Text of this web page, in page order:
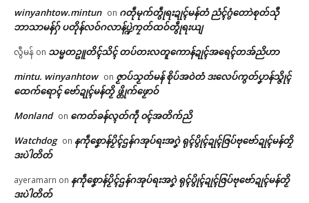
ဌာန်ပရိုၚ်ဗၠးၜးမန်
ပရိုၚ်လက္ကရဴအိုတ်
🏛 လညာတ်ပါ်ပဲါ
ညးဒါန်လိက်
ဗွဳဒဳယဵု
ဝိုၚ်ဝေၚ်လံၚ်သြန်ဂမၠိုၚ်ဂှ် အလဵုအ
ဟာ …
In "လိက်ပရေၚ်"
ဒၟာနူရာန်ကၠေၚ်စက်ဝါတ်တုဲ တၠကၠ
July 30, 2026
In "ပရိုၚ်"
winyanhtow.mintun on ဂတဵုမုက်တွဵုရးဍုၚ်မန်တံ ညံၚ်ဂွံတောဲစုတ်သီု
ဘာသာမန်ဂှ် ပတိုန်လဝ်ဂလာန်ပ္ဍဲကၠတ်ထဝ်တွဵုရးယျ
လွီမန် on သမ္မတဥူတိၚ်သိၚ် တပ်တးလတူကောန်ဍုၚ်အရေၚ်တအ်ညိဟာ
mintu. winyanhtow on ဇၟာပ်သၟတ်မန် စိုပ်အဝဲတံ ဒးလေပ်ကွတ်ပၞာန်သ္ဇိုၚ်
ထေက်ရောၚ် ဗော်ဍုၚ်မန်တၟိ ဖ္တိုက်ဖၟောဝ်
Monland on ကေတ်ခန်လ္ၚတ်ကဵု ၀ၚ်အတိက်ညိ
Watchdog on နကဵုစၞောန်ပၟိၚ်ဌန်ဂအုပ်ရးအဂၞဲ ရုၚ်ပွိုၚ်ဍုၚ်ဇြပ်ဗုဗော်ဍုၚ်မန်တၟိ
ဒးပဲါတိတ်
ayeramarn on နကဵုစၞောန်ပၟိၚ်ဌန်ဂအုပ်ရးအဂၞဲ ရုၚ်ပွိုၚ်ဍုၚ်ဇြပ်ဗုဗော်ဍုၚ်မန်တၟိ
ဒးပဲါတိတ်